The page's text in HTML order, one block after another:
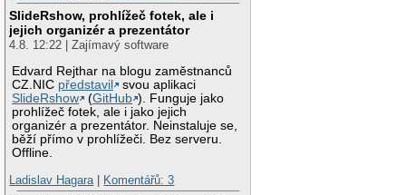
SlideRshow, prohlížeč fotek, ale i
jejich organizér a prezentátor
4.8. 12:22 | Zajímavý software
Edvard Rejthar na blogu zaměstnanců
CZ.NIC představil
svou aplikaci
SlideRshow
(GitHub ). Funguje jako
prohlížeč fotek, ale i jako jejich
organizér a prezentátor. Neinstaluje se,
běží přímo v prohlížeči. Bez serveru.
Offline.
Ladislav Hagara | Komentářů: 3